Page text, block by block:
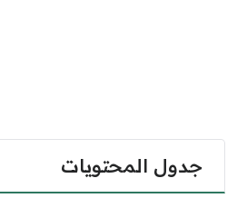
جدول المحتويات